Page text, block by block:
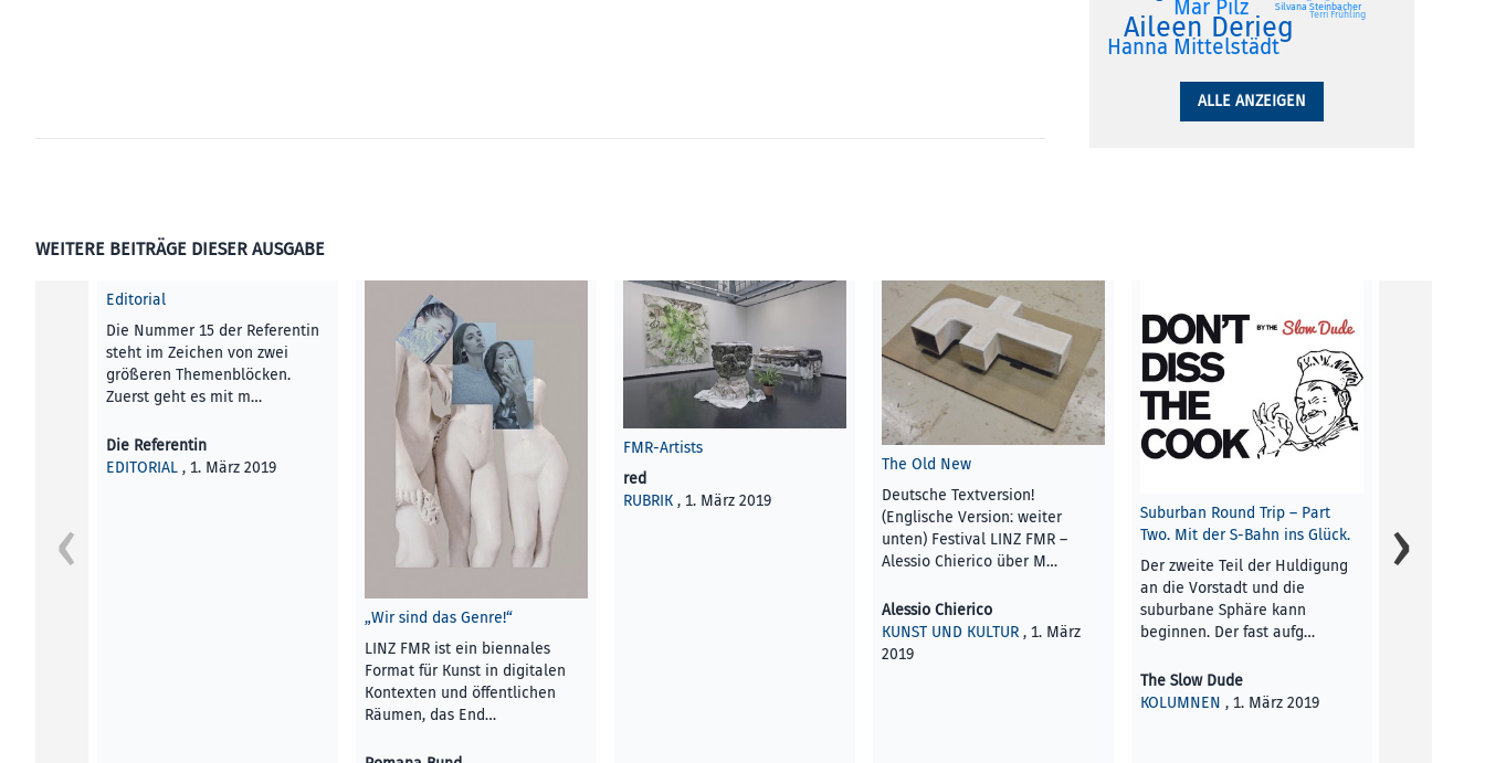
Aileen Derieg
Hanna Mittelstädt
Mar Pilz Silvana Steinbacher
Terri Frühling
ALLE ANZEIGEN
WEITERE BEITRÄGE DIESER AUSGABE
Editorial
Die Nummer 15 der Referentin
steht im Zeichen von zwei
größeren Themenblöcken.
Zuerst geht es mit m…
Die Referentin
EDITORIAL , 1. März 2019
„Wir sind das Genre!“
LINZ FMR ist ein biennales
Format für Kunst in digitalen
Kontexten und öffentlichen
Räumen, das End…
FMR-Artists
red
RUBRIK , 1. März 2019
The Old New
Deutsche Textversion!
(Englische Version: weiter
unten) Festival LINZ FMR –
Alessio Chierico über M…
Alessio Chierico
KUNST UND KULTUR , 1. März
2019
Suburban Round Trip – Part
Two. Mit der S-Bahn ins Glück.
Der zweite Teil der Huldigung
an die Vorstadt und die
suburbane Sphäre kann
beginnen. Der fast aufg…
The Slow Dude
KOLUMNEN , 1. März 2019
Version
mikro-